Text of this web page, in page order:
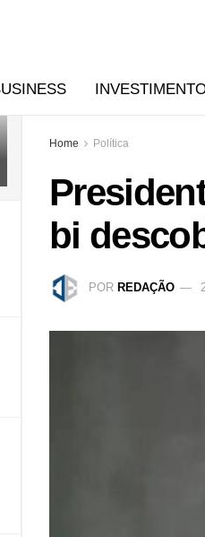
Home Política
bi
POR REDAÇÃO